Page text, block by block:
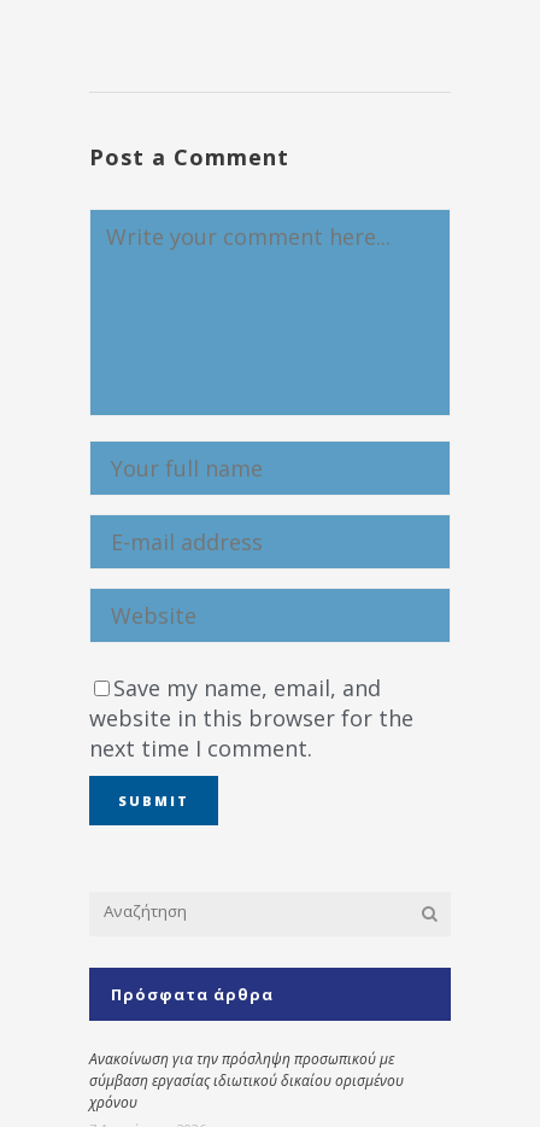
Post a Comment
Save my name, email, and
website in this browser for the
next time I comment.
Πρόσφατα άρθρα
Ανακοίνωση για την πρόσληψη προσωπικού με
σύμβαση εργασίας ιδιωτικού δικαίου ορισμένου
χρόνου